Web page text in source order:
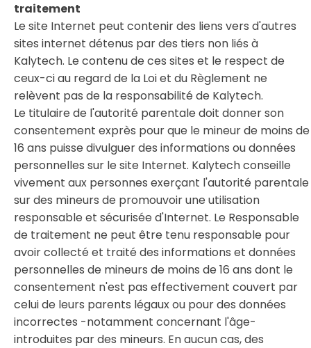
traitement
Le site Internet peut contenir des liens vers d'autres
sites internet détenus par des tiers non liés à
Kalytech. Le contenu de ces sites et le respect de
ceux-ci au regard de la Loi et du Règlement ne
relèvent pas de la responsabilité de Kalytech.
Le titulaire de l'autorité parentale doit donner son
consentement exprès pour que le mineur de moins de
16 ans puisse divulguer des informations ou données
personnelles sur le site Internet. Kalytech conseille
vivement aux personnes exerçant l'autorité parentale
sur des mineurs de promouvoir une utilisation
responsable et sécurisée d'Internet. Le Responsable
de traitement ne peut être tenu responsable pour
avoir collecté et traité des informations et données
personnelles de mineurs de moins de 16 ans dont le
consentement n'est pas effectivement couvert par
celui de leurs parents légaux ou pour des données
incorrectes -notamment concernant l'âge-
introduites par des mineurs. En aucun cas, des